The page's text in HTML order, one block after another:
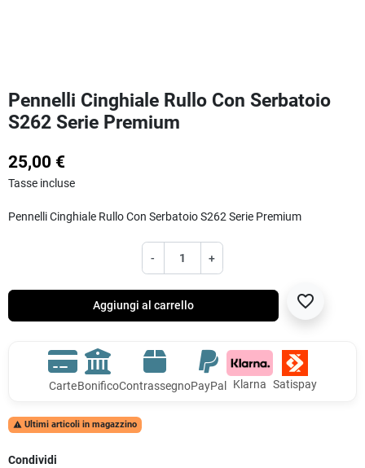
Pennelli Cinghiale Rullo Con Serbatoio
S262 Serie Premium
25,00 €
Tasse incluse
Pennelli Cinghiale Rullo Con Serbatoio S262 Serie Premium
- +
Aggiungi al carrello favorite_border
CarteBonificoContrassegnoPayPal Klarna Satispay
 Ultimi articoli in magazzino
Condividi